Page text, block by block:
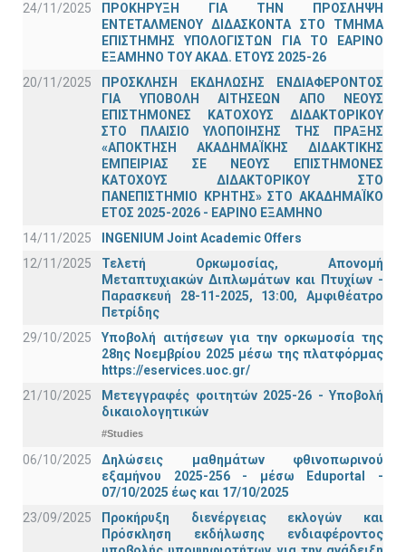
24/11/2025
ΠΡΟΚΗΡΥΞΗ ΓΙΑ ΤΗΝ ΠΡΟΣΛΗΨΗ
ΕΝΤΕΤΑΛΜΕΝΟΥ ΔΙΔΑΣΚΟΝΤΑ ΣΤΟ ΤΜΗΜΑ
ΕΠΙΣΤΗΜΗΣ ΥΠΟΛΟΓΙΣΤΩΝ ΓΙΑ ΤΟ ΕΑΡΙΝΟ
ΕΞΑΜΗΝΟ ΤΟΥ ΑΚΑΔ. ΕΤΟΥΣ 2025-26
20/11/2025
ΠΡΟΣΚΛΗΣΗ ΕΚΔΗΛΩΣΗΣ ΕΝΔΙΑΦΕΡΟΝΤΟΣ
ΓΙΑ ΥΠΟΒΟΛΗ ΑΙΤΗΣΕΩΝ ΑΠΟ ΝΕΟΥΣ
ΕΠΙΣΤΗΜΟΝΕΣ ΚΑΤΟΧΟΥΣ ΔΙΔΑΚΤΟΡΙΚΟΥ
ΣΤΟ ΠΛΑΙΣΙΟ ΥΛΟΠΟΙΗΣΗΣ ΤΗΣ ΠΡΑΞΗΣ
«ΑΠΟΚΤΗΣΗ ΑΚΑΔΗΜΑΪΚΗΣ ΔΙΔΑΚΤΙΚΗΣ
ΕΜΠΕΙΡΙΑΣ ΣΕ ΝΕΟΥΣ ΕΠΙΣΤΗΜΟΝΕΣ
ΚΑΤΟΧΟΥΣ ΔΙΔΑΚΤΟΡΙΚΟΥ ΣΤΟ
ΠΑΝΕΠΙΣΤΗΜΙΟ ΚΡΗΤΗΣ» ΣΤΟ ΑΚΑΔΗΜΑΪΚΟ
ΕΤΟΣ 2025-2026 - ΕΑΡΙΝΟ ΕΞΑΜΗΝΟ
14/11/2025
INGENIUM Joint Academic Offers
12/11/2025
Τελετή Ορκωμοσίας, Απονομή
Μεταπτυχιακών Διπλωμάτων και Πτυχίων -
Παρασκευή 28-11-2025, 13:00, Αμφιθέατρο
Πετρίδης
29/10/2025
Υποβολή αιτήσεων για την ορκωμοσία της
28ης Νοεμβρίου 2025 μέσω της πλατφόρμας
https://eservices.uoc.gr/
21/10/2025
Μετεγγραφές φοιτητών 2025-26 - Υποβολή
δικαιολογητικών
#Studies
06/10/2025
Δηλώσεις μαθημάτων φθινοπωρινού
εξαμήνου 2025-256 - μέσω Εduportal -
07/10/2025 έως και 17/10/2025
23/09/2025
Προκήρυξη διενέργειας εκλογών και
Πρόσκληση εκδήλωσης ενδιαφέροντος